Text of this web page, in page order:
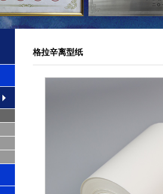
格拉辛离型纸